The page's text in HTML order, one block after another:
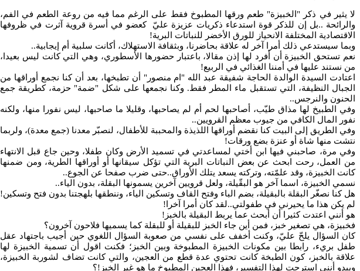
لا يثير في ذكر "الخبيزة" طعم ورقها المطبوخ فقط على الرغم مما فيه من روعة الطعم في الفم،
والرائحة ..بل إن للذكر قوة استدعاء ذكريات عزيزة عليّ كعضو في أسرة قروية آثرت في ظروفها
الاقتصادية المختلفة الانحياز للورق الأخضر للنباتات البرية!
وبما سيستدعي ذلك أمرا آخر له علاقة بحاضرنا، وبثقافة الاستهلاك، أكانت سلبية أم إيجابية..
نعم تستحق الخبيزة أن أفرد لها إذن مقالا، باعتبار حضورها الأسطوري، وهي التي كانت ليس بعيدا،
من نستند عليها في أمننا الغذائي في الربيع!
اعتادت السيدة الوالدة الحاجة شفيقة عبد الله "ام منصور" أن تطبخها، بعد أن كنا نجمع أوراقها من
الجبال النظيفة، التي تستقبل ماء المطر فقط. وكنا نجمعها على شكل "ضمة" حزمة، كطريقة جمع
الحنون والنرجس..
وفي الطبيخ لها مذاق طيّب، أصاحبها لحم أم لم يصاحبها، وقليلا ما صاحبها، ليس نفورا منها، ولكنه
نفور المال الكافي من جيوب معظم القرويين..
وفي الطريق إلى البيت كنا نقضم أوراقها اللذيذة والمحببة للأطفال، لنصبّر معدنا (جمع معدة)، ولربما
نتشت منها شاة أو عنزة بضع ورقات!
وفي مرة، صاحبني فيها ابن أختي لمساعدتي في تسميد الأرض وكان طفلا، وحين جاع قبل الانتهاء
من العمل، رحت ابحث عن بعض النباتات البرية التي تؤكل سيقانها أو أوراقها الطرية، ومن ضمنها
كانت الخبيزة، وقد علمّته، وتركته يسعد يتلك الأوراق..حتى ضرب صفحا عن الجوع..
نسمي الخبيزة، اسما آخر هو البقّيلة، ولعل قرويين آخرين يسمونها البقلة، بدون الياء..
هل كنا نصغّر البقلة بالبقيلة، بضم الباء وفتح القاف وتسكين الياء، وننطقها بلهجتنا بدون فتح وتسكين!
لم يكن هذا ما يحيرني في طفولتي..لقد كان أمرا آخرا!
هو أنني اعتدت كثيرا أن أبحث عما يربط البقيلة بالخبز!
فخبيزة، هي تصغير خبز، فمن أين جاء الخبز للبقيلة أو للبقلة كما يسميها فلاحون آخرون؟
كان السؤال يلحّ عليّ، وكنت أخفف على نفسي من صعوبة السؤال اللغوي حين أجيب باجتهاد عقل
طفل بريء، رابطا بين مكونات الخبيزة المطبوخة وبين الخبز؛ فكنت اقول أن تسمية الخبيزة لها
علاقة بالخبز، كون الطبخة كانت تحتوي عدة قطع من العجين، والتي كانت تضاف لشوربة الخبيزة،
ويبدو أنني استرحت لهذا التفسير، فهذا العجين المطبوخ ما هو غير الخبز!؟